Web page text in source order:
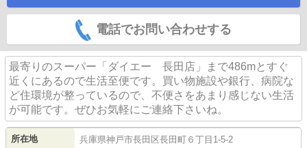
電話でお問い合わせする
最寄りのスーパー「ダイエー 長田店」まで486mとすぐ
近くにあるので生活至便です。買い物施設や銀行、病院な
ど住環境が整っているので、不便さをあまり感じない生活
が可能です。ぜひお気軽にご連絡下さいね。
所在地 兵庫県神戸市長田区長田町 ６丁目1-5-2